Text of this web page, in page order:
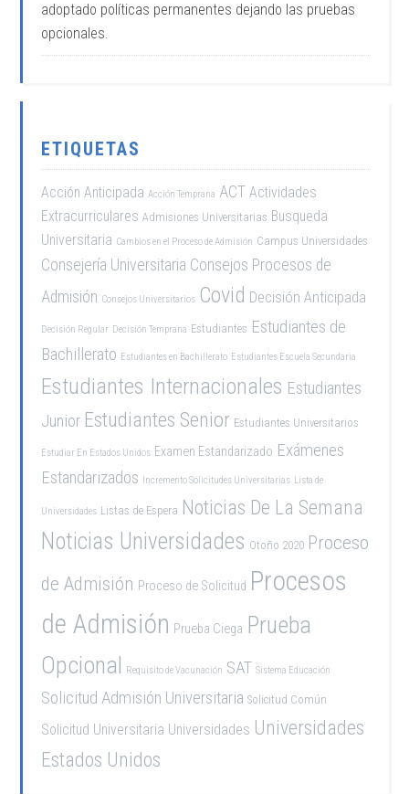
adoptado políticas permanentes dejando las pruebas
opcionales.
ETIQUETAS
Acción Anticipada Acción Temprana ACT Actividades
Extracurriculares Admisiones Universitarias Busqueda
Universitaria Cambios en el Proceso de Admisión Campus Universidades
Consejería Universitaria Consejos Procesos de
Admisión Consejos Universitarios Covid Decisión Anticipada
Decisión Regular Decisión Temprana Estudiantes Estudiantes de
Bachillerato Estudiantes en Bachillerato Estudiantes Escuela Secundaria
Estudiantes Internacionales Estudiantes
Junior Estudiantes Senior Estudiantes Universitarios
Estudiar En Estados Unidos Examen Estandarizado Exámenes
Estandarizados Incremento Solicitudes Universitarias Lista de
Universidades Listas de Espera Noticias De La Semana
Noticias Universidades Otoño 2020 Proceso
de Admisión Proceso de Solicitud Procesos
de Admisión Prueba Ciega Prueba
Opcional Requisito de Vacunación SAT Sistema Educación
Solicitud Admisión Universitaria Solicitud Común
Solicitud Universitaria Universidades Universidades
Estados Unidos